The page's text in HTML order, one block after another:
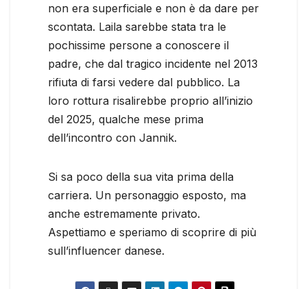
non era superficiale e non è da dare per
scontata. Laila sarebbe stata tra le
pochissime persone a conoscere il
padre, che dal tragico incidente nel 2013
rifiuta di farsi vedere dal pubblico. La
loro rottura risalirebbe proprio all’inizio
del 2025, qualche mese prima
dell’incontro con Jannik.
Si sa poco della sua vita prima della
carriera. Un personaggio esposto, ma
anche estremamente privato.
Aspettiamo e speriamo di scoprire di più
sull’influencer danese.